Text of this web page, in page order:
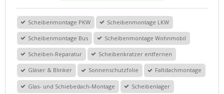
Scheibenmontage PKW Scheibenmontage LKW
Scheibenmontage Bus Scheibenmontage Wohnmobil
Scheiben-Reparatur Scheibenkratzer entfernen
Gläser & Blinker Sonnenschutzfolie Faltdachmontage
Glas- und Schiebedach-Montage Scheibenlager